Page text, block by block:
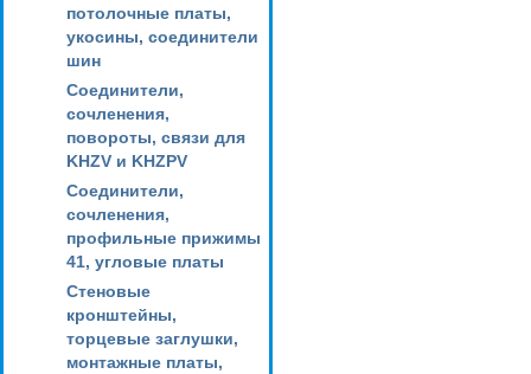
потолочные платы,
укосины, соединители
шин
Соединители,
сочленения,
повороты, связи для
KHZV и KHZPV
Соединители,
сочленения,
профильные прижимы
41, угловые платы
Стеновые
кронштейны,
торцевые заглушки,
монтажные платы,